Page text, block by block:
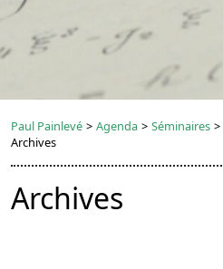
Paul Painlevé > Agenda > Séminaires >
Archives
Archives